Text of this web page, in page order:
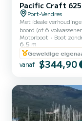
Pacific Craft
Port-Vendres
Met ideale
boord (of 6
aangedreven door de
uitgerust met luxe
comfortabele romp op
momenteel de referentie
geniet u van: • Een
intrekbaar R...
Motorboot Boot
6.5 m
Geweldige
vanaf $344,90